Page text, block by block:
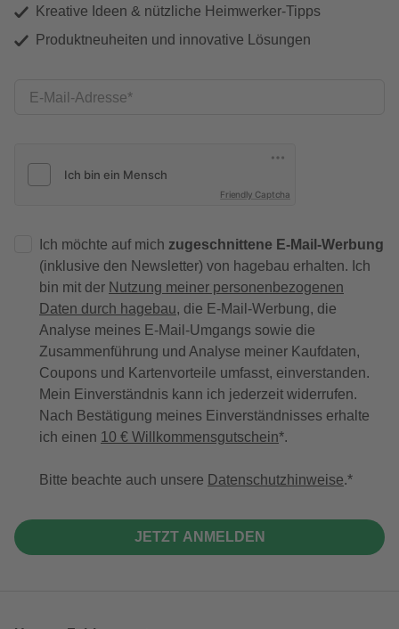
Kreative Ideen & nützliche Heimwerker-Tipps
Produktneuheiten und innovative Lösungen
E-Mail-Adresse
Friendly Captcha
Ich möchte auf mich zugeschnittene E-Mail-Werbung
(inklusive den Newsletter) von hagebau erhalten. Ich
bin mit der Nutzung meiner personenbezogenen
Daten durch hagebau, die E-Mail-Werbung, die
Analyse meines E-Mail-Umgangs sowie die
Zusammenführung und Analyse meiner Kaufdaten,
Coupons und Kartenvorteile umfasst, einverstanden.
Mein Einverständnis kann ich jederzeit widerrufen.
Nach Bestätigung meines Einverständnisses erhalte
ich einen 10 € Willkommensgutschein*.
Bitte beachte auch unsere Datenschutzhinweise.
JETZT ANMELDEN